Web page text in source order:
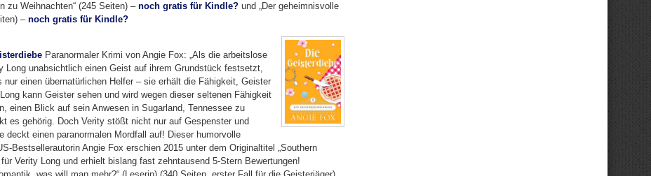
zu Weihnachten“ (245 Seiten) – noch gratis für Kindle? und „Der geheimnisvolle
–noch gratis für Kindle?
Paranormaler Krimi von Angie Fox: „Als die arbeitslose
Long unabsichtlich einen Geist auf ihrem Grundstück festsetzt,
nur einen übernatürlichen Helfer – sie erhält die Fähigkeit, Geister
kann Geister sehen und wird wegen dieser seltenen Fähigkeit
einen Blick auf sein Anwesen in Sugarland, Tennessee zu
es gehörig. Doch Verity stößt nicht nur auf Gespenster und
deckt einen paranormalen Mordfall auf! Dieser humorvolle
Bestsellerautorin Angie Fox erschien 2015 unter dem Originaltitel „Southern
Verity Long und erhielt bislang fast zehntausend 5-Stern Bewertungen!